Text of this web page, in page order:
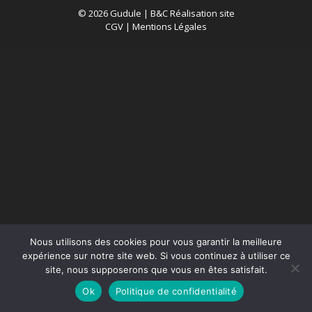
© 2026 Gudule | B&C Réalisation site
CGV | Mentions Légales
Nous utilisons des cookies pour vous garantir la meilleure
expérience sur notre site web. Si vous continuez à utiliser ce
site, nous supposerons que vous en êtes satisfait.
Ok
Politique de confidentialité